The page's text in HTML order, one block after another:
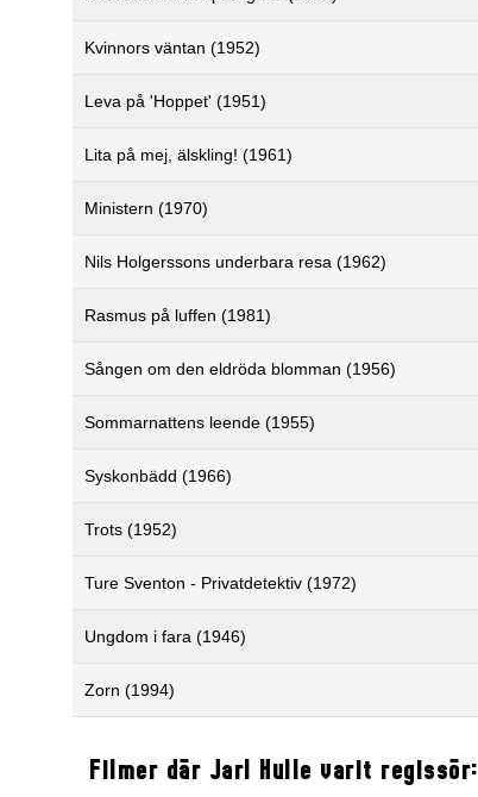
Kvinnors väntan (1952)
Leva på 'Hoppet' (1951)
Lita på mej, älskling! (1961)
Ministern (1970)
Nils Holgerssons underbara resa (1962)
Rasmus på luffen (1981)
Sången om den eldröda blomman (1956)
Sommarnattens leende (1955)
Syskonbädd (1966)
Trots (1952)
Ture Sventon - Privatdetektiv (1972)
Ungdom i fara (1946)
Zorn (1994)
Filmer där Jarl Kulle varit regissör: